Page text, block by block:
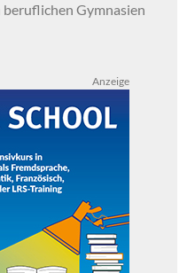
beruflichen Gymnasien
Anzeige